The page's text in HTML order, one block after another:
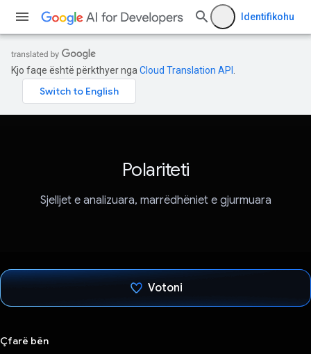
Identifikohu
Kjo faqe është përkthyer nga Cloud Translation API
Polariteti
Sjelljet e analizuara, marrëdhëniet e gjurmuara
Votoni
Çfarë bën